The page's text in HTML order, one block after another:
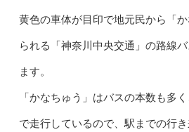
黄色の車体が目印で地元民から「
られる「神奈川中央交通」の路線
ます。
「かなちゅう」はバスの本数も多
で走行しているので、駅までの行き